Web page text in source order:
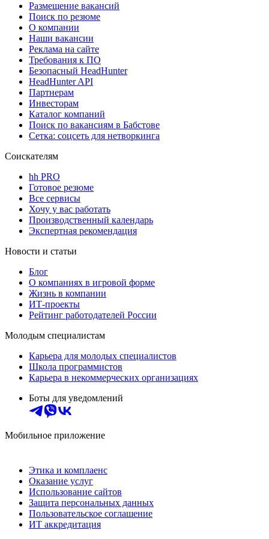
Размещение вакансий
Поиск по резюме
О компании
Наши вакансии
Реклама на сайте
Требования к ПО
Безопасный HeadHunter
HeadHunter API
Партнерам
Инвесторам
Каталог компаний
Поиск по вакансиям в Бабстове
Сетка: соцсеть для нетворкинга
Соискателям
hh PRO
Готовое резюме
Все сервисы
Хочу у вас работать
Производственный календарь
Экспертная рекомендация
Новости и статьи
Блог
О компаниях в игровой форме
Жизнь в компании
ИТ-проекты
Рейтинг работодателей России
Молодым специалистам
Карьера для молодых специалистов
Школа программистов
Карьера в некоммерческих организациях
Боты для уведомлений
Мобильное приложение
Этика и комплаенс
Оказание услуг
Использование сайтов
Защита персональных данных
Пользовательское соглашение
ИТ аккредитация